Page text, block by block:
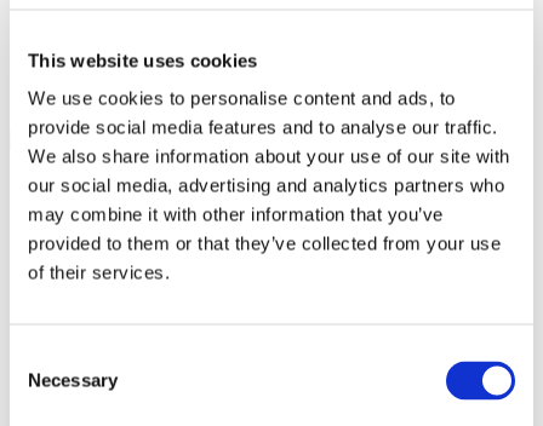
This website uses cookies
We use cookies to personalise content and ads, to
provide social media features and to analyse our traffic.
We also share information about your use of our site with
our social media, advertising and analytics partners who
may combine it with other information that you’ve
provided to them or that they’ve collected from your use
of their services.
Selection
Necessary